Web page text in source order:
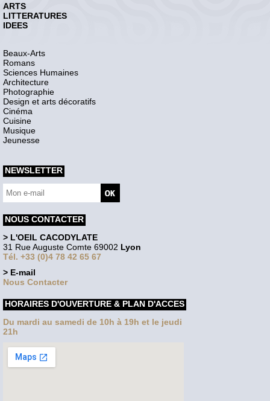
ARTS
LITTERATURES
IDEES
Beaux-Arts
Romans
Sciences Humaines
Architecture
Photographie
Design et arts décoratifs
Cinéma
Cuisine
Musique
Jeunesse
NEWSLETTER
NOUS CONTACTER
> L'OEIL CACODYLATE
31 Rue Auguste Comte 69002 Lyon
Tél. +33 (0)4 78 42 65 67
> E-mail
Nous Contacter
HORAIRES D'OUVERTURE & PLAN D'ACCES
Du mardi au samedi de 10h à 19h et le jeudi
21h